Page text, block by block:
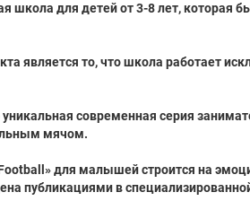
школа для детей от 3-8 лет, которая
является то, что школа работает
уникальная современная серия
мячом.
для малышей строится на
публикациями в